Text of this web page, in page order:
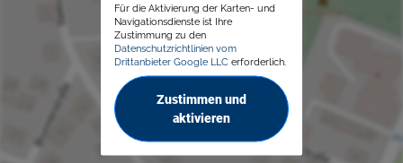
Für die Aktivierung der Karten- und
Navigationsdienste ist Ihre
Zustimmung zu den
Datenschutzrichtlinien vom
Drittanbieter Google LLC erforderlich.
Zustimmen und
aktivieren